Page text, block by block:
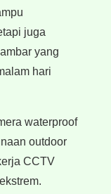
juga
yang
hari
waterproof
outdoor
CCTV